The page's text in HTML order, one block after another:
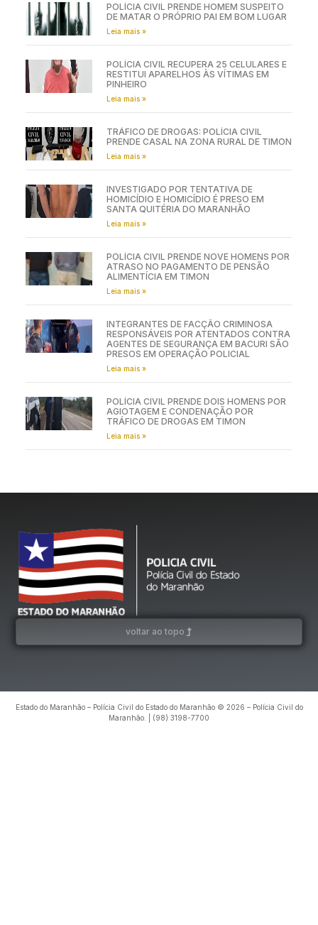
POLÍCIA CIVIL PRENDE HOMEM SUSPEITO
DE MATAR O PRÓPRIO PAI EM BOM LUGAR
Leia mais »
POLÍCIA CIVIL RECUPERA 25 CELULARES E
RESTITUI APARELHOS ÀS VÍTIMAS EM
PINHEIRO
Leia mais »
TRÁFICO DE DROGAS: POLÍCIA CIVIL
PRENDE CASAL NA ZONA RURAL DE TIMON
Leia mais »
INVESTIGADO POR TENTATIVA DE
HOMICÍDIO E HOMICÍDIO É PRESO EM
SANTA QUITÉRIA DO MARANHÃO
Leia mais »
POLÍCIA CIVIL PRENDE NOVE HOMENS POR
ATRASO NO PAGAMENTO DE PENSÃO
ALIMENTÍCIA EM TIMON
Leia mais »
INTEGRANTES DE FACÇÃO CRIMINOSA
RESPONSÁVEIS POR ATENTADOS CONTRA
AGENTES DE SEGURANÇA EM BACURI SÃO
PRESOS EM OPERAÇÃO POLICIAL
Leia mais »
POLÍCIA CIVIL PRENDE DOIS HOMENS POR
AGIOTAGEM E CONDENAÇÃO POR
TRÁFICO DE DROGAS EM TIMON
Leia mais »
voltar ao topo
Estado do Maranhão – Polícia Civil do Estado do Maranhão © 2026 – Polícia Civil do
Maranhão. | (98) 3198-7700